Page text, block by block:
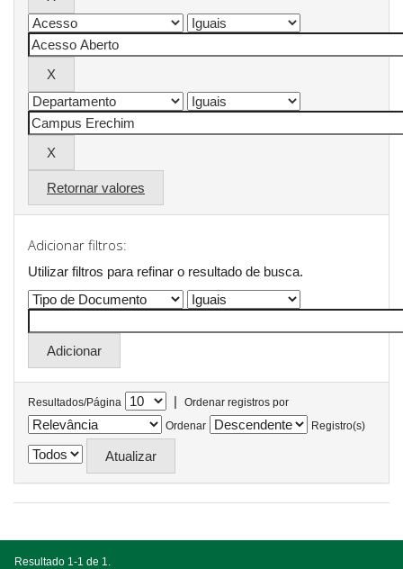
Retornar valores
Adicionar filtros:
Utilizar filtros para refinar o resultado de busca.
Resultados/Página |
Ordenar registros por
Ordenar
Registro(s)
Resultado 1-1 de 1.